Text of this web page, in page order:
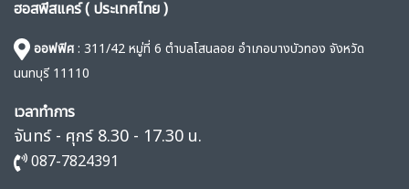
ฮอสพีสแคร์ ( ประเทศไทย )
ออฟฟิศ: 311/42 หมู่ที่ 6 ตำบลโสนลอย อำเภอบางบัวทอง จังหวัด
นนทบุรี 11110
เวลาทำการ
จันทร์ - ศุกร์ 8.30 - 17.30 น.
087-7824391